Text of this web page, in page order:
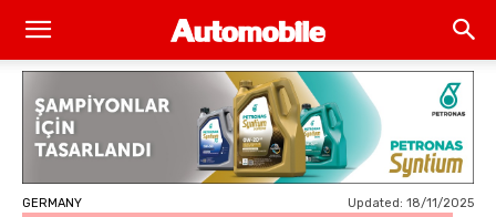
GERMANY Updated: 18/11/2025